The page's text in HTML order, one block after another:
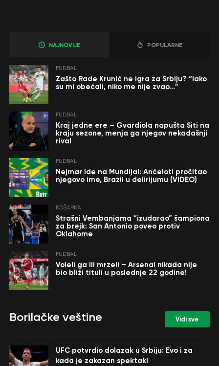
NAJNOVIJE POPULARNE
FUDBAL
Zašto Rade Krunić ne igra za Srbiju? “Iako
su mi obećali, niko me nije zvao…”
FUDBAL
Kraj jedne ere – Gvardiola napušta Siti na
kraju sezone, menja ga njegov nekadašnji
rival
FUDBAL
Nejmar ide na Mundijal: Anćeloti pročitao
njegovo ime, Brazil u delirijumu (VIDEO)
KOŠARKA
Strašni Vembanjama “izudarao” šampiona
za brejk: San Antonio poveo protiv
Oklahome
FUDBAL
Voleli ga ili mrzeli – Arsenal nikada nije
bio bliži tituli u poslednje 22 godine!
Borilačke veštine Vidi sve
UFC potvrdio dolazak u Srbiju: Evo i za
kada je zakazan spektakl